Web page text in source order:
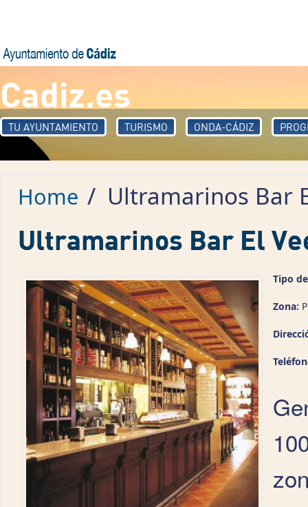
Cadiz.es
TU AYUNTAMIENTO TURISMO ONDA-CÁDIZ
Home / Ultramarinos Bar
Ultramarinos Bar El
Tipo
Zona: